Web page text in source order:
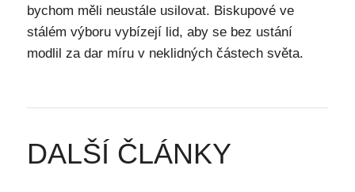
bychom měli neustále usilovat. Biskupové ve
stálém výboru vybízejí lid, aby se bez ustání
modlil za dar míru v neklidných částech světa.
DALŠÍ ČLÁNKY